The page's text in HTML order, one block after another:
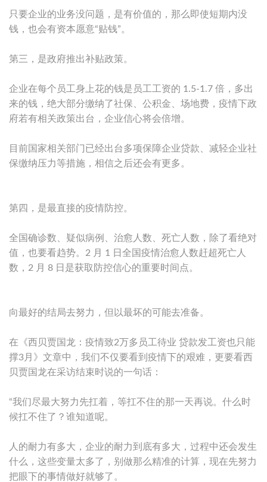
只要企业的业务没问题，是有价值的，那么即使短期内没
钱，也会有资本愿意“贴钱”。
第三，是政府推出补贴政策。
企业在每个员工身上花的钱是员工工资的 1.5-1.7 倍，多出
来的钱，绝大部分缴纳了社保、公积金、场地费，疫情下政
府若有相关政策出台，企业信心将会倍增。
目前国家相关部门已经出台多项保障企业贷款、减轻企业社
保缴纳压力等措施，相信之后还会有更多。
第四，是最直接的疫情防控。
全国确诊数、疑似病例、治愈人数、死亡人数，除了看绝对
值，也要看趋势。2 月 1 日全国疫情治愈人数赶超死亡人
数，2 月 8 日是获取防控信心的重要时间点。
向最好的结局去努力，但以最坏的可能去准备。
在《西贝贾国龙：疫情致2万多员工待业 贷款发工资也只能
撑3月》文章中，我们不仅要看到疫情下的艰难，更要看西
贝贾国龙在采访结束时说的一句话：
“我们尽最大努力先扛着，等扛不住的那一天再说。什么时
候扛不住了？谁知道呢。
人的耐力有多大，企业的耐力到底有多大，过程中还会发生
什么，这些变量太多了，别做那么精准的计算，现在先努力
把眼下的事情做好就够了。